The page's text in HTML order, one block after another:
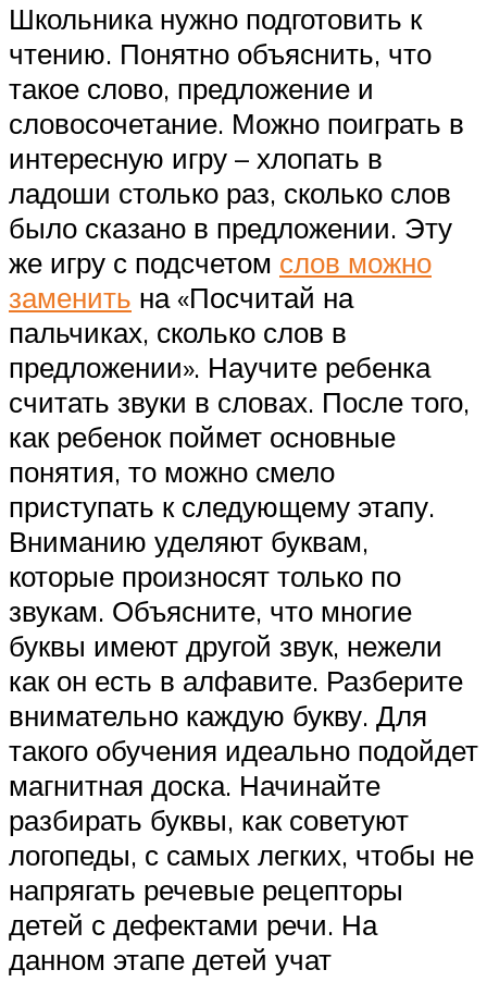
Школьника нужно подготовить к
чтению. Понятно объяснить, что
такое слово, предложение и
словосочетание. Можно поиграть в
интересную игру – хлопать в
ладоши столько раз, сколько слов
было сказано в предложении. Эту
же игру с подсчетом слов можно
заменить на «Посчитай на
пальчиках, сколько слов в
предложении». Научите ребенка
считать звуки в словах. После того,
как ребенок поймет основные
понятия, то можно смело
приступать к следующему этапу.
Вниманию уделяют буквам,
которые произносят только по
звукам. Объясните, что многие
буквы имеют другой звук, нежели
как он есть в алфавите. Разберите
внимательно каждую букву. Для
такого обучения идеально подойдет
магнитная доска. Начинайте
разбирать буквы, как советуют
логопеды, с самых легких, чтобы не
напрягать речевые рецепторы
детей с дефектами речи. На
данном этапе детей учат